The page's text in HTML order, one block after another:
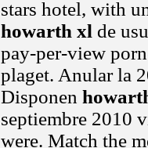
stars hotel, with
howarth xl de
pay-per-view
plaget. Anular la
Disponen
septiembre 2010
were. Match the